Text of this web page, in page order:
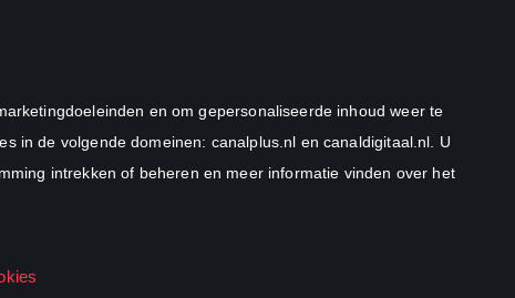
en om gepersonaliseerde inhoud weer te
in de volgende domeinen: canalplus.nl en canaldigitaal.nl. U
intrekken of beheren en meer informatie vinden over het